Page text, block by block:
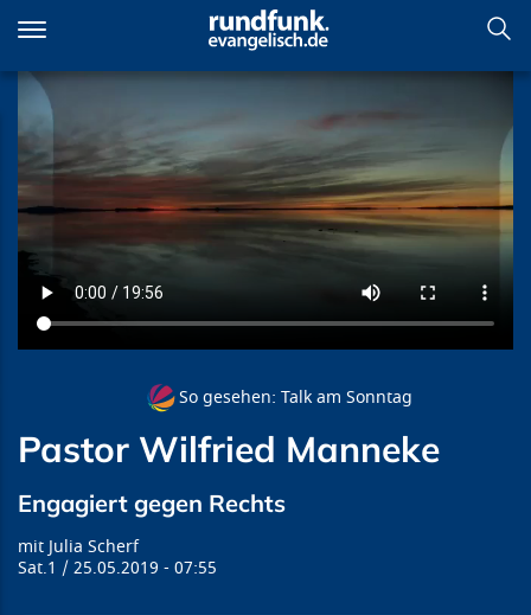
zum
Inhalt
Pastor Wilfried Manneke
So gesehen: Talk am Sonntag
Pastor Wilfried Manneke
Engagiert gegen Rechts
Julia Scherf
Sat.1
25.05.2019 07:55